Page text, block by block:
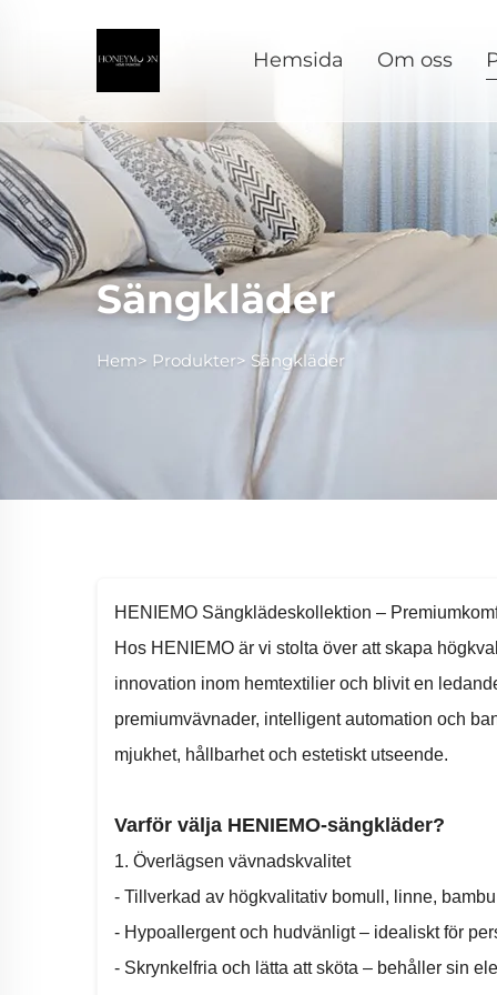
Hemsida Om oss
Sängkläder
Hem> Produkter> Sängkläder
HENIEMO Sängklädeskollektion –
Hos HENIEMO är vi stolta över att skapa
innovation inom hemtextilier och blivit en
premiumvävnader, intelligent automation och
mjukhet, hållbarhet och estetiskt utseende.
Varför välja HENIEMO-sängkläder?
1. Överlägsen vävnadskvalitet
- Tillverkad av högkvalitativ bomull, linne,
- Hypoallergent och hudvänligt – idealiskt för
- Skrynkelfria och lätta att sköta – behåller sin